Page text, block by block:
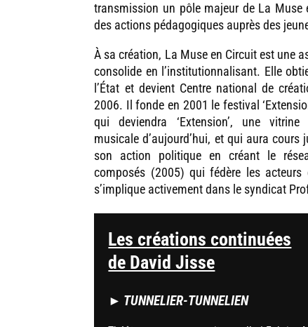
transmission un pôle majeur de La Muse
des actions pédagogiques auprès des
À sa création, La Muse en Circuit est une
consolide en l’institutionnalisant. Elle
l’État et devient Centre national de
2006. Il fonde en 2001 le festival
qui deviendra ‘Extension’, une
musicale d’aujourd’hui, et qui aura cours
son action politique en créant le
composés (2005) qui fédère les
s’implique activement dans le syndicat
Les créations continuées
de David Jisse
► TUNNELIER-TUNNELIEN